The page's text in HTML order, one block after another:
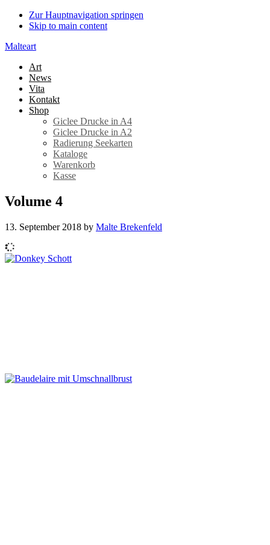
Zur Hauptnavigation springen
Skip to main content
Malteart
Art
News
Vita
Kontakt
Shop
Giclee Drucke in A4
Giclee Drucke in A2
Radierung Seekarten
Kataloge
Warenkorb
Kasse
Volume 4
13. September 2018 by Malte Brekenfeld